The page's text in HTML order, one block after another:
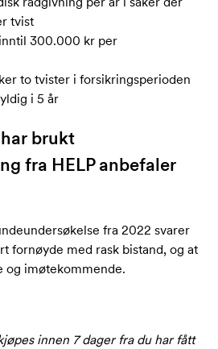
tvist
300.000 kr per
to tvister i forsikringsperioden
i 5 år
brukt
fra HELP anbefaler
fra 2022 svarer
fornøyde med rask bistand, og at
og imøtekommende.
innen 7 dager fra du har fått